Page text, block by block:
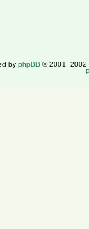
by phpBB © 2001, 2002